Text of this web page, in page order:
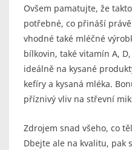
Ovšem pamatujte, že
potřebné, co přináší
vhodné také mléčné
bílkovin, také vitamín A,
ideálně na kysané
kefíry a kysaná mléka.
příznivý vliv na střevní
Zdrojem snad všeho, co
Dbejte ale na kvalitu, pak